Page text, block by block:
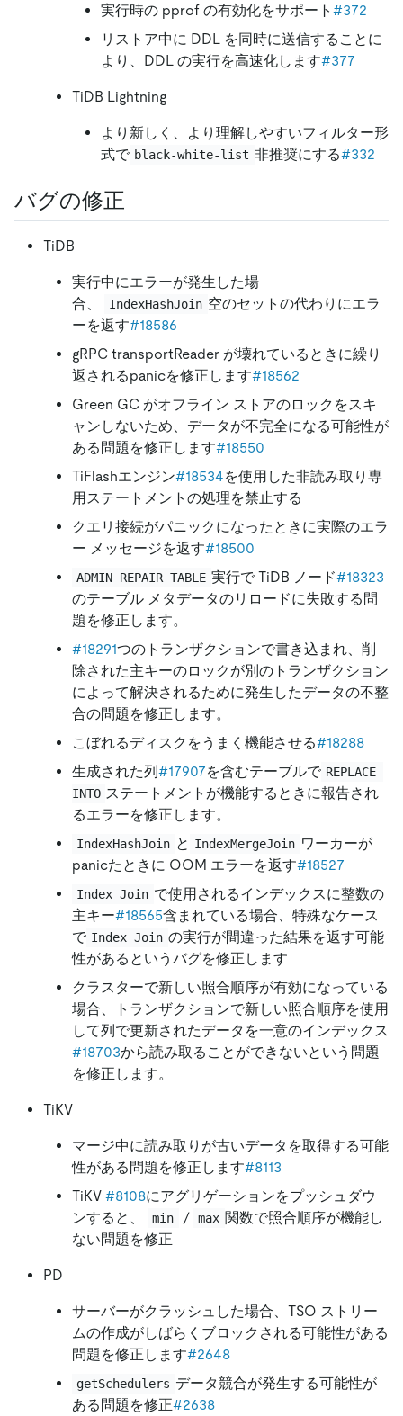
実行時の pprof の有効化をサポート #372
リストア中に DDL を同時に送信することに
より、DDL の実行を高速化します#377
TiDB Lightning
より新しく、より理解しやすいフィルター形
式で black-white-list 非推奨にする#332
バグの修正
TiDB
実行中にエラーが発生した場
合、
IndexHashJoin 空のセットの代わりにエラ
ーを返す#18586
gRPC transportReader が壊れているときに繰り
返されるpanicを修正します#18562
Green GC がオフライン ストアのロックをスキ
ャンしないため、データが不完全になる可能性が
ある問題を修正します#18550
TiFlashエンジン#18534を使用した非読み取り専
用ステートメントの処理を禁止する
クエリ接続がパニックになったときに実際のエラ
ー メッセージを返す#18500
ADMIN REPAIR TABLE 実行で TiDB ノード#18323
のテーブル メタデータのリロードに失敗する問
題を修正します。
#18291つのトランザクションで書き込まれ、削
除された主キーのロックが別のトランザクション
によって解決されるために発生したデータの不整
合の問題を修正します。
こぼれるディスクをうまく機能させる#18288
生成された列 #17907を含むテーブルで REPLACE
INTO ステートメントが機能するときに報告され
るエラーを修正します。
IndexHashJoin と IndexMergeJoin ワーカーが
panicたときに OOM エラーを返す#18527
Index Join で使用されるインデックスに整数の
主キー#18565含まれている場合、特殊なケース
で Index Join の実行が間違った結果を返す可能
性があるというバグを修正します
クラスターで新しい照合順序が有効になっている
場合、トランザクションで新しい照合順序を使用
して列で更新されたデータを一意のインデックス
#18703から読み取ることができないという問題
を修正します。
TiKV
マージ中に読み取りが古いデータを取得する可能
性がある問題を修正します#8113
TiKV #8108にアグリゲーションをプッシュダウ
ンすると、
min / max 関数で照合順序が機能し
ない問題を修正
PD
サーバーがクラッシュした場合、TSO ストリー
ムの作成がしばらくブロックされる可能性がある
問題を修正します#2648
getSchedulers データ競合が発生する可能性が
ある問題を修正#2638